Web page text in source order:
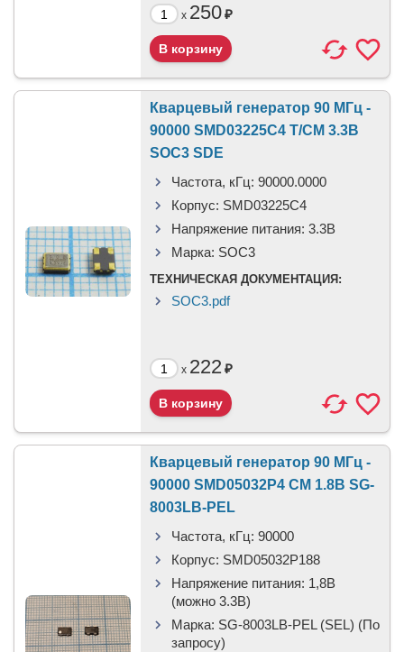
x 250₽
Кварцевый генератор 90 МГц -
90000 SMD03225C4 T/CM 3.3В
SOC3 SDE
Частота, кГц: 90000.0000
Корпус: SMD03225C4
Напряжение питания: 3.3В
Марка: SOC3
ТЕХНИЧЕСКАЯ ДОКУМЕНТАЦИЯ:
SOC3.pdf
x 222₽
Кварцевый генератор 90 МГц -
90000 SMD05032P4 CM 1.8В SG-
8003LB-PEL
Частота, кГц: 90000
Корпус: SMD05032P188
Напряжение питания: 1,8В
(можно 3.3В)
Марка: SG-8003LB-PEL (SEL) (По
запросу)